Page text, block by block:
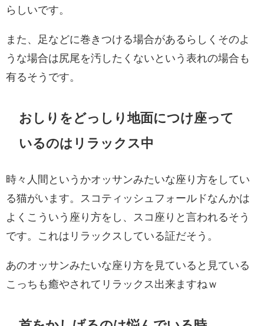
らしいです。
また、足などに巻きつける場合があるらしくそのよ
うな場合は尻尾を汚したくないという表れの場合も
有るそうです。
おしりをどっしり地面につけ座って
いるのはリラックス中
時々人間というかオッサンみたいな座り方をしてい
る猫がいます。スコティッシュフォールドなんかは
よくこういう座り方をし、スコ座りと言われるそう
です。これはリラックスしている証だそう。
あのオッサンみたいな座り方を見ていると見ている
こっちも癒やされてリラックス出来ますねｗ